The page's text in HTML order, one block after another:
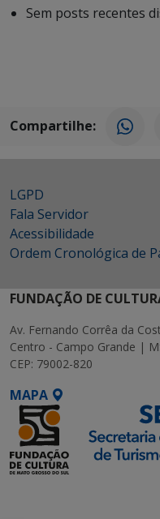
Sem posts recentes
Compartilhe:
LGPD
Fala Servidor
Acessibilidade
Ordem Cronológica de
FUNDAÇÃO DE
Av. Fernando Corrêa da
Centro - Campo Grande |
CEP: 79002-820
MAPA